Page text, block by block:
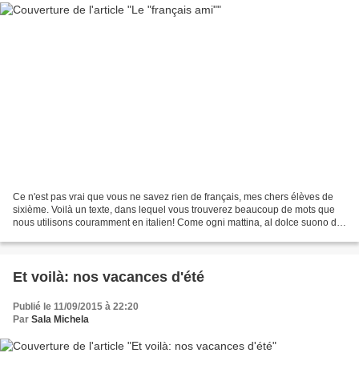
Ce n'est pas vrai que vous ne savez rien de français, mes chers élèves de
sixième. Voilà un texte, dans lequel vous trouverez beaucoup de mots que
nous utilisons couramment en italien! Come ogni mattina, al dolce suono del
Et voilà: nos vacances d'été
Publié le 11/09/2015 à 22:20
Par Sala Michela